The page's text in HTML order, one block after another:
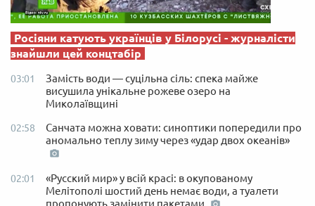
Росіяни катують українців у Білорусі - журналісти
знайшли цей концтабір
03:01
Замість води — суцільна сіль: спека майже
висушила унікальне рожеве озеро на
Миколаївщині
02:58
Санчата можна ховати: синоптики попередили про
аномально теплу зиму через «удар двох океанів»
02:01
«Русский мир» у всій красі: в окупованому
Мелітополі шостий день немає води, а туалети